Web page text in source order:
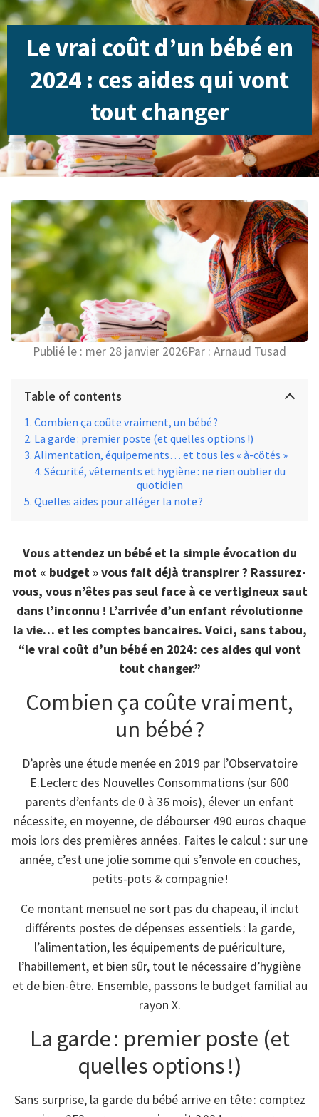
Le vrai coût d’un bébé en
2024 : ces aides qui vont
tout changer
Publié le : mer 28 janvier 2026Par : Arnaud Tusad
Table of contents
Combien ça coûte vraiment, un bébé ?
La garde : premier poste (et quelles options !)
Alimentation, équipements… et tous les « à-côtés »
Sécurité, vêtements et hygiène : ne rien oublier du
quotidien
Quelles aides pour alléger la note ?
Vous attendez un bébé et la simple évocation du
mot « budget » vous fait déjà transpirer ? Rassurez-
vous, vous n’êtes pas seul face à ce vertigineux saut
dans l’inconnu ! L’arrivée d’un enfant révolutionne
la vie… et les comptes bancaires. Voici, sans tabou,
“le vrai coût d’un bébé en 2024 : ces aides qui vont
tout changer.”
Combien ça coûte vraiment,
un bébé ?
D’après une étude menée en 2019 par l’Observatoire
E.Leclerc des Nouvelles Consommations (sur 600
parents d’enfants de 0 à 36 mois), élever un enfant
nécessite, en moyenne, de débourser 490 euros chaque
mois lors des premières années. Faites le calcul : sur une
année, c’est une jolie somme qui s’envole en couches,
petits-pots & compagnie !
Ce montant mensuel ne sort pas du chapeau, il inclut
différents postes de dépenses essentiels : la garde,
l’alimentation, les équipements de puériculture,
l’habillement, et bien sûr, tout le nécessaire d’hygiène
et de bien-être. Ensemble, passons le budget familial au
rayon X.
La garde : premier poste (et
quelles options !)
Sans surprise, la garde du bébé arrive en tête : comptez